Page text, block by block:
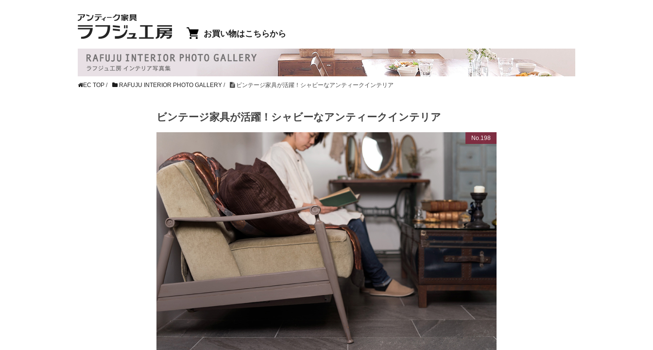
お買い物はこちらから
EC TOP / RAFUJU INTERIOR PHOTO GALLERY / ビンテージ家具が活躍！シャビーなアンティークインテリア
ビンテージ家具が活躍！シャビーなアンティークインテリア
No.198